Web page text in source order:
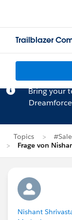
Trailblazer
Bring your
Topics
Frage von
Nishant